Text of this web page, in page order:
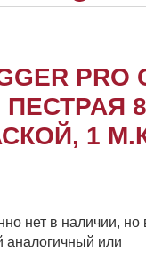
PRO
ПЕСТРАЯ
1
нет в наличии, но
аналогичный или